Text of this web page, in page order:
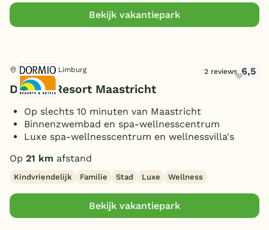
Bekijk vakantiepark
Maastricht, Limburg 2 reviews 6,5
Dormio Resort Maastricht
Op slechts 10 minuten van Maastricht
Binnenzwembad en spa-wellnesscentrum
Luxe spa-wellnesscentrum en wellnessvilla's
Op 21 km afstand
Kindvriendelijk Familie Stad Luxe Wellness
Bekijk vakantiepark